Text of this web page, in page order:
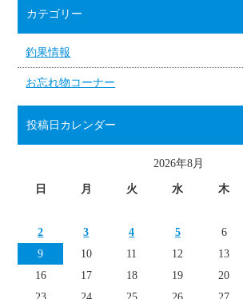
カテゴリー
釣果情報
お忘れ物コーナー
投稿日カレンダー
2026年8月
日 月 火 水 木
2
3 4 5 6
9
10 11 12 13
16
17 18 19 20